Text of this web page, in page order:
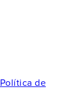
Política de